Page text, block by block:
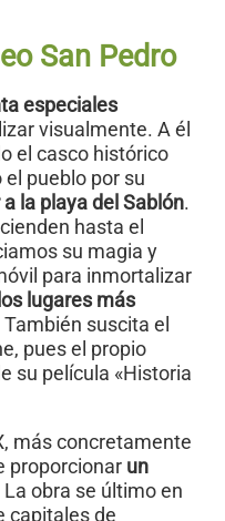
San Pedro
especiales
visualmente. A él
el casco histórico
pueblo por su
a la playa del Sablón.
hasta el
su magia y
para inmortalizar
lugares más
También suscita el
pues el propio
su película «Historia
más concretamente
proporcionar un
obra se último en
capitales de